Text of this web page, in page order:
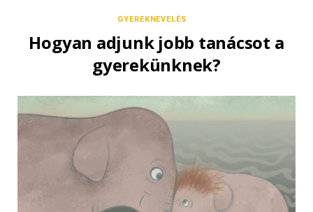
GYEREKNEVELÉS
Hogyan adjunk jobb tanácsot a
gyerekünknek?